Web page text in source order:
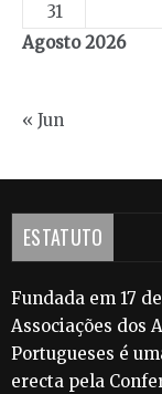
Agosto 2026
31
« Jun
ESTATUTO
Fundada em 17
Associações dos
Portugueses é
erecta pela